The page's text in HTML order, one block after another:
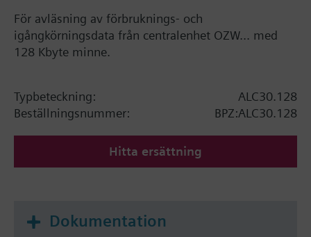
För avläsning av förbruknings- och
igångkörningsdata från centralenhet OZW... med
128 Kbyte minne.
Typbeteckning:
ALC30.128
Beställningsnummer:
BPZ:ALC30.128
Hitta ersättning
Dokumentation